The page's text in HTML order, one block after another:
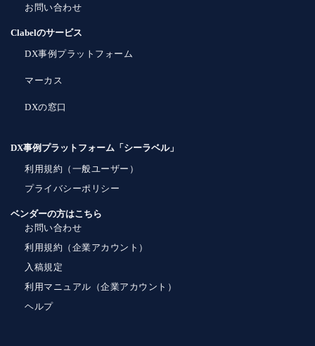
お問い合わせ
Clabelのサービス
DX事例プラットフォーム
マーカス
DXの窓口
DX事例プラットフォーム「シーラベル」
利用規約（一般ユーザー）
プライバシーポリシー
ベンダーの方はこちら
お問い合わせ
利用規約（企業アカウント）
入稿規定
利用マニュアル（企業アカウント）
ヘルプ